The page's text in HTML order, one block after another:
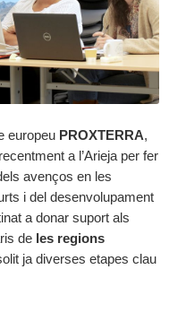
europeu PROXTERRA,
a l’Arieja per fer
avenços en les
i del desenvolupament
a donar suport als
de les regions
ja diverses etapes clau